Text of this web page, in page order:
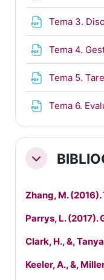
Tema 3.
Tema 4.
Tema 5.
Tema 6.
Colapsar
Zhang, M.
Parrys, L. (2017).
Clark, H., &,
Keeler, A., &,